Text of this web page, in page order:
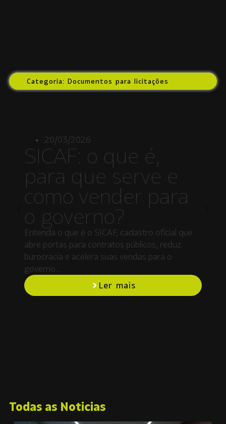
Categoria: Documentos para licitações
20/03/2026
SICAF: o que é,
para que serve e
como vender para
o governo?
Entenda o que é o SICAF, cadastro oficial que
abre portas para contratos públicos, reduz
burocracia e acelera suas vendas para o
governo….
Ler mais
Todas as Noticias